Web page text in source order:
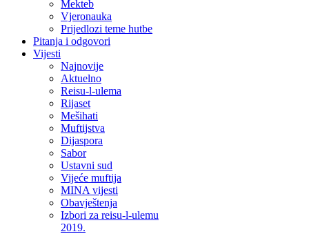
Mekteb
Vjeronauka
Prijedlozi teme hutbe
Pitanja i odgovori
Vijesti
Najnovije
Aktuelno
Reisu-l-ulema
Rijaset
Mešihati
Muftijstva
Dijaspora
Sabor
Ustavni sud
Vijeće muftija
MINA vijesti
Obavještenja
Izbori za reisu-l-ulemu
2019.